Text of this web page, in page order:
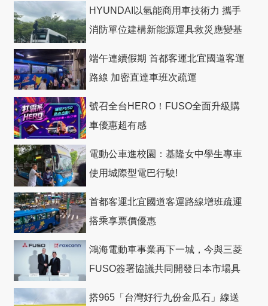
HYUNDAI以氫能商用車技術力 攜手
消防單位建構新能源運具救災應變基
端午連續假期 首都客運北宜國道客運
路線 加密直達車班次疏運
號召全台HERO！FUSO全面升級購
車優惠超有感
電動公車進校園：基隆女中學生專車
使用城際型電巴行駛!
首都客運北宜國道客運路線增班疏運
搭乘享票價優惠
鴻海電動車事業再下一城，今與三菱
FUSO簽署協議共同開發日本市場具
搭965「台灣好行九份金瓜石」線送